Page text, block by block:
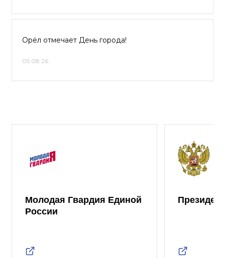
Орёл отмечает День города!
05.08.26
Молодая Гвардия Единой
России